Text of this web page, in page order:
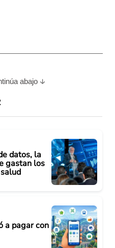
abajo
datos, la
gastan los
a pagar con